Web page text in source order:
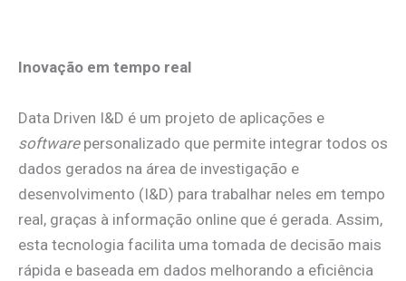
Inovação em tempo real
Data Driven I&D é um projeto de aplicações e
softwarepersonalizado que permite integrar todos os
dados gerados na área de investigação e
desenvolvimento (I&D) para trabalhar neles em tempo
real, graças à informação online que é gerada. Assim,
esta tecnologia facilita uma tomada de decisão mais
rápida e baseada em dados melhorando a eficiência